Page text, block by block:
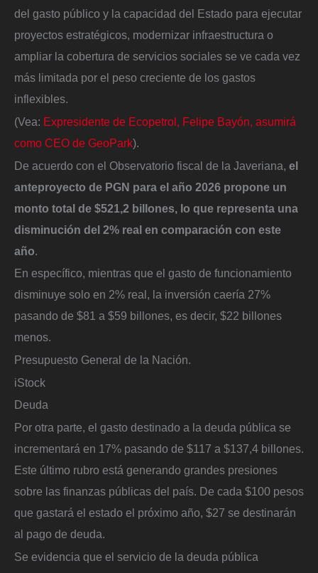
del gasto público y la capacidad del Estado para ejecutar
proyectos estratégicos, modernizar infraestructura o
ampliar la cobertura de servicios sociales se ve cada vez
más limitada por el peso creciente de los gastos
inflexibles.
(Vea: Expresidente de Ecopetrol, Felipe Bayón, asumirá
como CEO de GeoPark).
De acuerdo con el Observatorio fiscal de la Javeriana, el
anteproyecto de PGN para el año 2026 propone un
monto total de $521,2 billones, lo que representa una
disminución del 2% real en comparación con este
año.
En específico, mientras que el gasto de funcionamiento
disminuye solo en 2% real, la inversión caería 27%
pasando de $81 a $59 billones, es decir, $22 billones
menos.
Presupuesto General de la Nación.
iStock
Deuda
Por otra parte, el gasto destinado a la deuda pública se
incrementará en 17% pasando de $117 a $137,4 billones.
Este último rubro está generando grandes presiones
sobre las finanzas públicas del país. De cada $100 pesos
que gastará el estado el próximo año, $27 se destinarán
al pago de deuda.
Se evidencia que el servicio de la deuda pública